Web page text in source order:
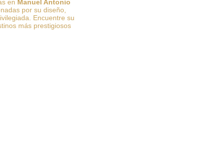
en Manuel Antonio
por su diseño,
Encuentre su
más prestigiosos